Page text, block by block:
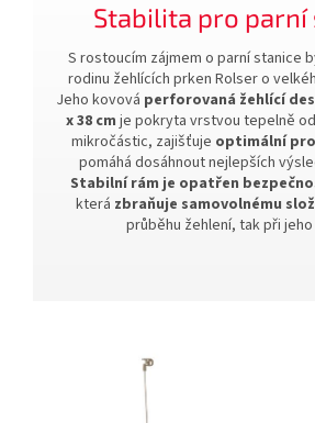
Stabilita pro parní
S rostoucím zájmem o parní stanice
rodinu žehlících prken Rolser o
Jeho kovová perforovaná žehlící
x 38 cm je pokryta vrstvou tepelně
mikročástic, zajišťuje optimální
pomáhá dosáhnout nejlepších
Stabilní rám je opatřen
která zbraňuje samovolnému
průběhu žehlení, tak při